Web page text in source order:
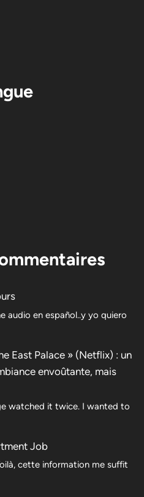
audio en español..y yo quiero
East Palace » (Netflix) : un
envoûtante, mais
watched it twice. I wanted to
Job
cette information me suffit